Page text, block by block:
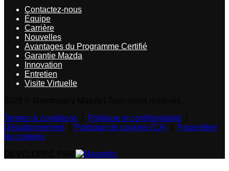
Contactez-nous
Équipe
Carrière
Nouvelles
Avantages du Programme Certifié
Garantie Mazda
Innovation
Entretien
Visite Virtuelle
Termes & conditions
Politique et confidentialité
Désabonnement| Politique de cookies (CA)
Paramétrer
les cookies